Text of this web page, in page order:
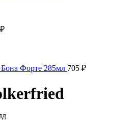
₽
Бона Форте 285мл 705 ₽